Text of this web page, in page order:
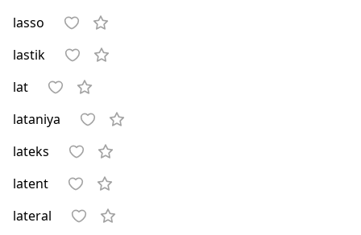
lasso
lastik
lat
lataniya
lateks
latent
lateral